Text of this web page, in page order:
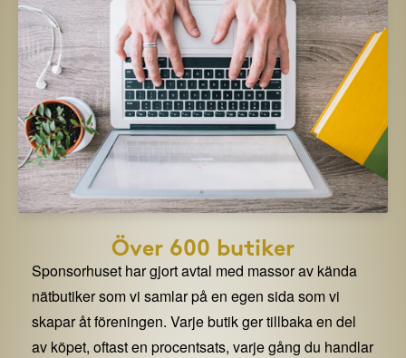
Över 600 butiker
Sponsorhuset har gjort avtal med massor av kända
nätbutiker som vi samlar på en egen sida som vi
skapar åt föreningen. Varje butik ger tillbaka en del
av köpet, oftast en procentsats, varje gång du handlar